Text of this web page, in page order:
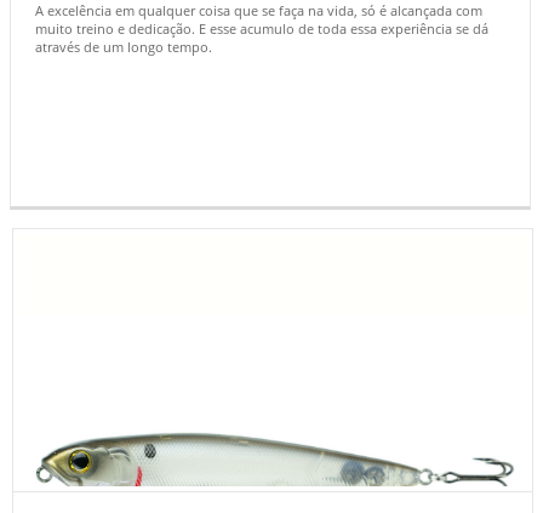
A excelência em qualquer coisa que se faça na vida, só é alcançada com
muito treino e dedicação. E esse acumulo de toda essa experiência se dá
através de um longo tempo.